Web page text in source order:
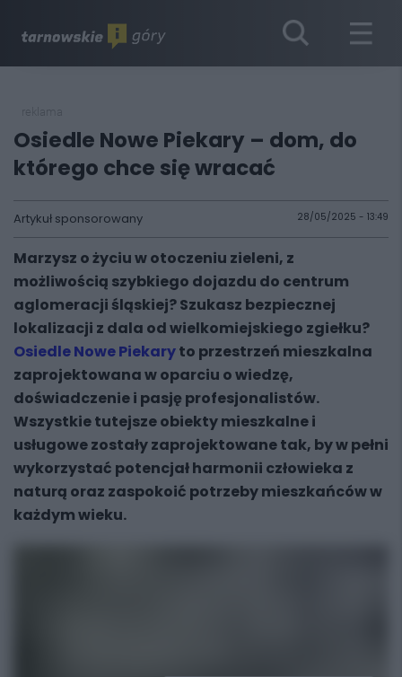
Osiedle Nowe Piekary – dom, do
którego chce się wracać
Artykuł sponsorowany 28/05/2025 - 13:49
Marzysz o życiu w otoczeniu zieleni, z
możliwością szybkiego dojazdu do centrum
aglomeracji śląskiej? Szukasz bezpiecznej
lokalizacji z dala od wielkomiejskiego zgiełku?
Osiedle Nowe Piekaryto przestrzeń mieszkalna
zaprojektowana w oparciu o wiedzę,
doświadczenie i pasję profesjonalistów.
Wszystkie tutejsze obiekty mieszkalne i
usługowe zostały zaprojektowane tak, by w pełni
wykorzystać potencjał harmonii człowieka z
naturą oraz zaspokoić potrzeby mieszkańców w
każdym wieku.